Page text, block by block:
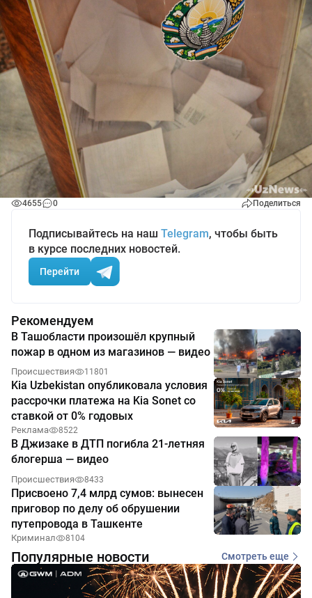
4655 0 Поделиться
Подписывайтесь на наш Telegram, чтобы быть
в курсе последних новостей.
Перейти
Рекомендуем
В Ташобласти произошёл крупный
пожар в одном из магазинов — видео
Происшествия 11801
Kia Uzbekistan опубликовала условия
рассрочки платежа на Kia Sonet со
ставкой от 0% годовых
Реклама 8522
В Джизаке в ДТП погибла 21-летняя
блогерша — видео
Происшествия 8433
Присвоено 7,4 млрд сумов: вынесен
приговор по делу об обрушении
путепровода в Ташкенте
Криминал 8104
Популярные новости Смотреть еще